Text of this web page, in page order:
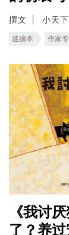
撰文 小天下
迷繪本 作家
《我讨
了？养